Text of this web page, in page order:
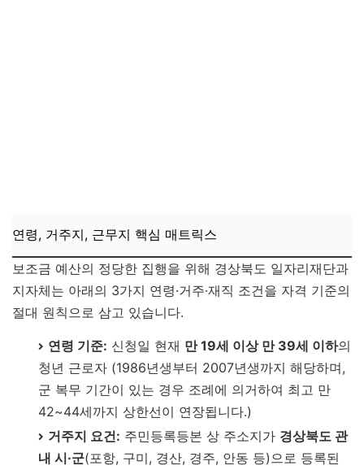
연령, 거주지, 근무지 핵심 매트릭스
보조금 예산의 정당한 집행을 위해 경상북도 일자리재단과
지자체는 아래의 3가지 연령·거주·재직 조건을 자격 기준의
절대 원칙으로 삼고 있습니다.
연령 기준: 신청일 현재 만 19세 이상 만 39세 이하의
청년 근로자 (1986년생부터 2007년생까지 해당하며,
군 복무 기간이 있는 경우 조례에 의거하여 최고 만
42~44세까지 상한선이 연장됩니다.)
거주지 요건: 주민등록등본 상 주소지가 경상북도 관
내 시·군(포항, 구미, 경산, 경주, 안동 등)으로 등록된